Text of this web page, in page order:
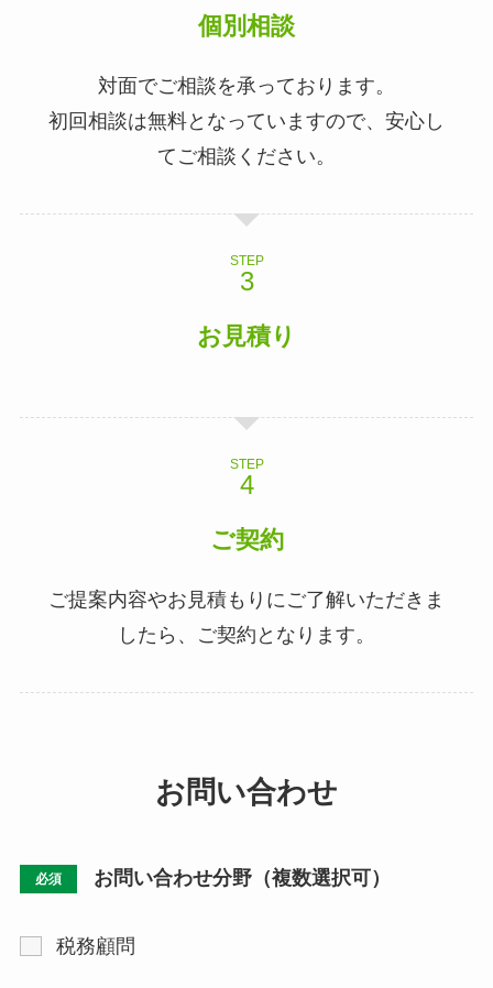
個別相談
対面でご相談を承っております。
初回相談は無料となっていますので、安心し
てご相談ください。
STEP
お見積り
STEP
ご契約
ご提案内容やお見積もりにご了解いただきま
したら、ご契約となります。
お問い合わせ
必須 お問い合わせ分野（複数選択可）
税務顧問